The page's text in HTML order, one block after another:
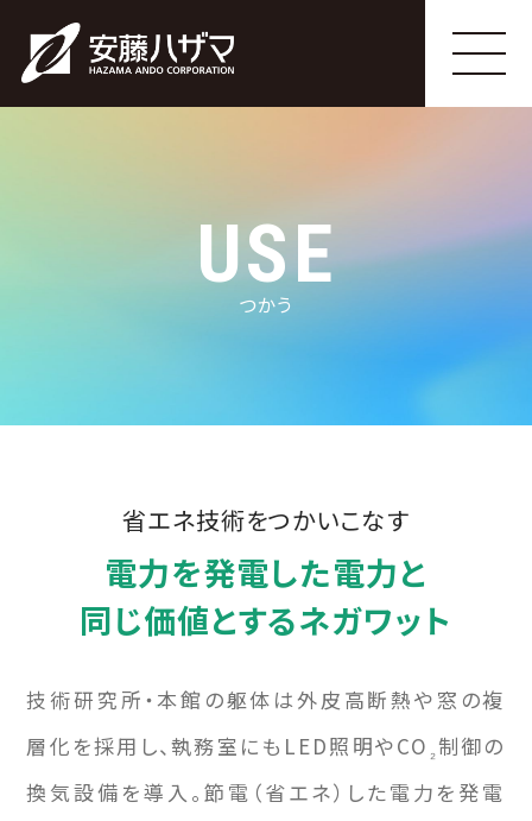
USE
つかう
省エネ技術をつかいこなす
電力を発電した電力と
同じ価値とするネガワット
技術研究所・本館の躯体は外皮高断熱や窓の複
層化を採用し、執務室にもLED照明やCO ₂制御の
換気設備を導入。節電（省エネ）した電力を発電